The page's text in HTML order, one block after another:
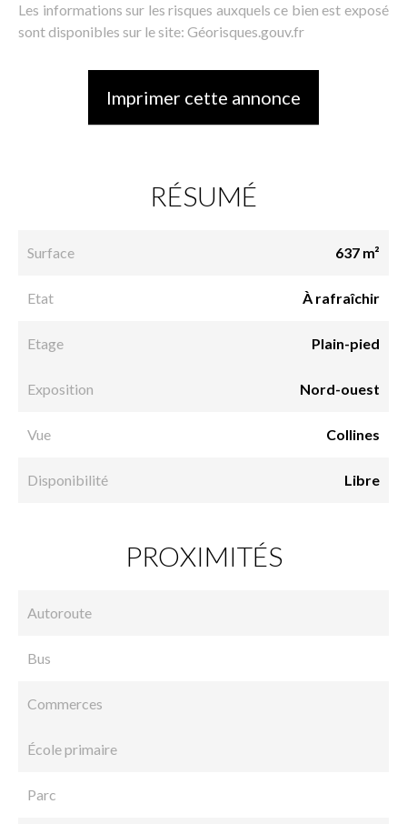
Les informations sur les risques auxquels ce bien est exposé
sont disponibles sur le site: Géorisques.gouv.fr
Imprimer cette annonce
RÉSUMÉ
Surface 637 m²
Etat À rafraîchir
Etage Plain-pied
Exposition Nord-ouest
Vue Collines
Disponibilité Libre
PROXIMITÉS
Autoroute
Bus
Commerces
École primaire
Parc